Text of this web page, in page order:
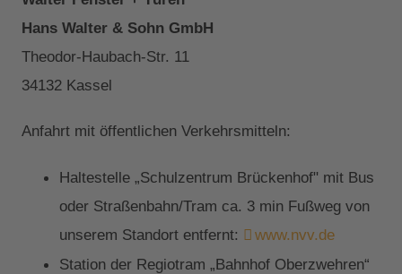
Hans Walter & Sohn GmbH
Theodor-Haubach-Str. 11
34132 Kassel
Anfahrt mit öffentlichen Verkehrsmitteln:
Haltestelle „Schulzentrum Brückenhof" mit Bus
oder Straßenbahn/Tram ca. 3 min Fußweg von
unserem Standort entfernt:
www.nvv.de
Station der Regiotram „Bahnhof Oberzwehren“